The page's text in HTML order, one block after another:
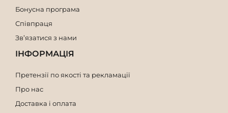
Бонусна програма
Співпраця
Зв’язатися з нами
ІНФОРМАЦІЯ
Претензії по якості та рекламації
Про нас
Доставка і оплата